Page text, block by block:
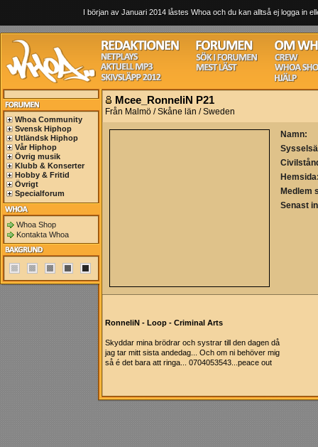
I början av Januari 2014 låstes Whoa och du kan alltså ej logga in
Whoa Community
Svensk Hiphop
Utländsk Hiphop
Vår Hiphop
Övrig musik
Klubb & Konserter
Hobby & Fritid
Övrigt
Specialforum
Whoa Shop
Kontakta Whoa
Mcee_RonneliN P21
Från Malmö / Skåne län / Sweden
Namn:
Medlem
Senast
RonneliN - Loop - Criminal Arts
Skyddar mina brödrar och systrar till den dagen då
jag tar mitt sista andedag... Och om ni behöver mig
så é det bara att ringa... 0704053543...peace out